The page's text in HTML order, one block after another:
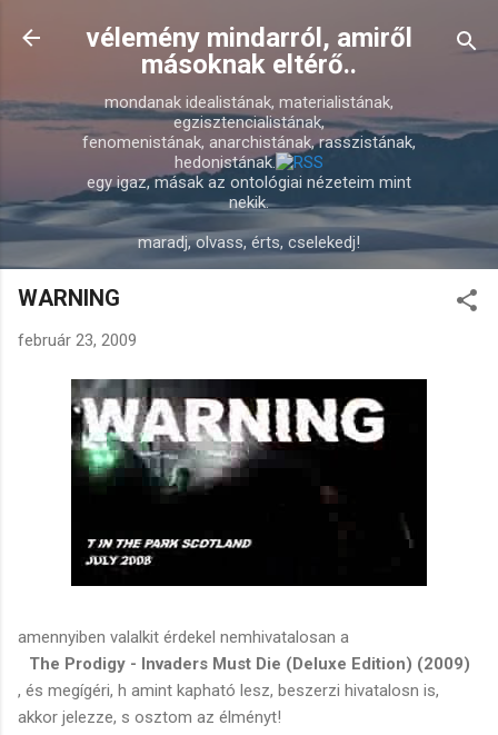
Ugrás a fő tartalomra
vélemény mindarról, amiről
másoknak eltérő..
mondanak idealistának, materialistának,
egzisztencialistának,
fenomenistának, anarchistának, rasszistának,
hedonistának.
egy igaz, másak az ontológiai nézeteim mint
nekik.
maradj, olvass, érts, cselekedj!
WARNING
február 23, 2009
amennyiben valalkit érdekel nemhivatalosan a
The Prodigy - Invaders Must Die (Deluxe Edition) (2009)
, és megígéri, h amint kapható lesz, beszerzi hivatalosn is,
akkor jelezze, s osztom az élményt!